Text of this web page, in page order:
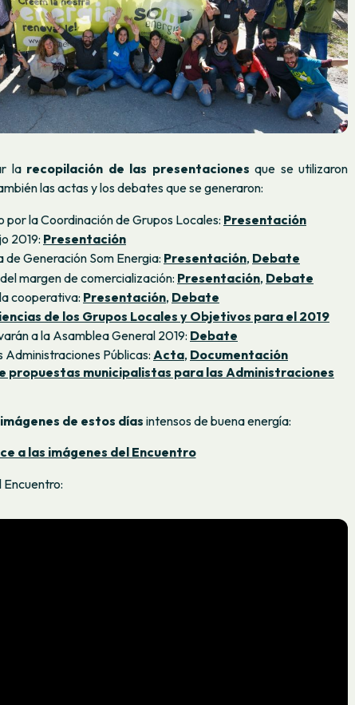
la recopilación de las presentaciones que se utilizaron
las actas y los debates que se generaron:
la Coordinación de Grupos Locales: Presentación
2019: Presentación
Generación Som Energia: Presentación, Debate
margen de comercialización: Presentación, Debate
cooperativa: Presentación, Debate
de los Grupos Locales y Objetivos para el 2019
a la Asamblea General 2019: Debate
Públicas: Acta, Documentación
propuestas municipalistas para las Administraciones
imágenes de estos días intensos de buena energía:
a las imágenes del Encuentro
Encuentro: